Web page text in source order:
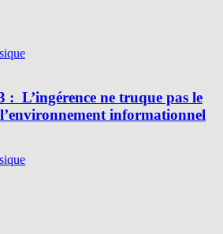
: L’ingérence ne truque pas le
informationnel